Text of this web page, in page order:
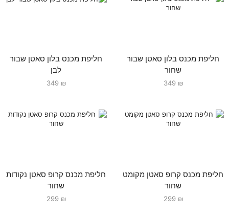
חליפת מכנס בלון סאטן שבור
שחור
349 ₪
חליפת מכנס בלון סאטן שבור
לבן
349 ₪
חליפת מכנס קרופ סאטן מקומט
שחור
299 ₪
חליפת מכנס קרופ סאטן נקודות
שחור
299 ₪